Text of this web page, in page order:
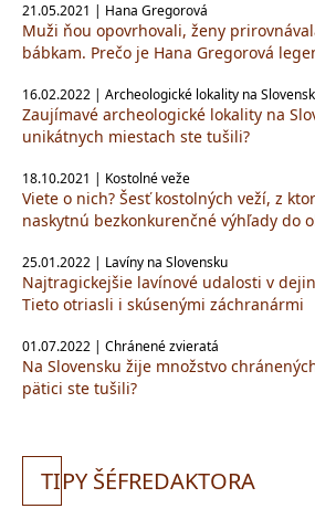
21.05.2021 | Hana Gregorová
Muži ňou opovrhovali, ženy
bábkam. Prečo je Hana Gregorová
16.02.2022 | Archeologické lokality na
Zaujímavé archeologické lokality na
unikátnych miestach ste tušili?
18.10.2021 | Kostolné veže
Viete o nich? Šesť kostolných veží, z
naskytnú bezkonkurenčné výhľady do
25.01.2022 | Lavíny na Slovensku
Najtragickejšie lavínové udalosti v
Tieto otriasli i skúsenými záchranármi
01.07.2022 | Chránené zvieratá
Na Slovensku žije množstvo
pätici ste tušili?
TIPY ŠÉFREDAKTORA